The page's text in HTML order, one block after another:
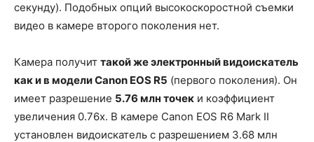
секунду). Подобных опций высокоскоростной съемки
видео в камере второго поколения нет.
Камера получит такой же электронный видоискатель
как и в модели Canon EOS R5 (первого поколения). Он
имеет разрешение 5.76 млн точек и коэффициент
увеличения 0.76x. В камере Canon EOS R6 Mark II
установлен видоискатель с разрешением 3.68 млн